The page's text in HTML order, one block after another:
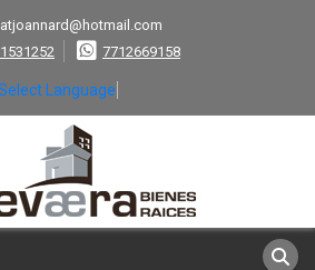
7712669158
Language